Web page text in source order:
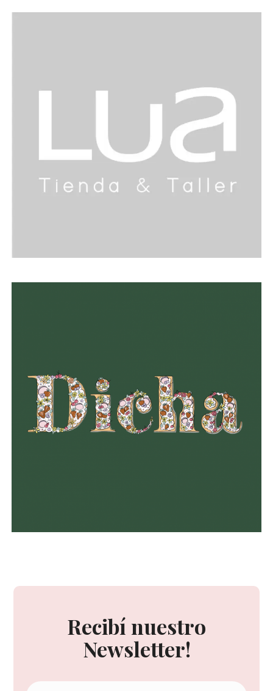
Recibí nuestro
Newsletter!